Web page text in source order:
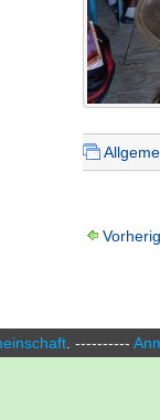
----------